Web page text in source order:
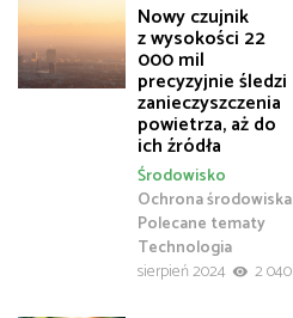
Nowy czujnik
z wysokości 22
000 mil
precyzyjnie śledzi
zanieczyszczenia
powietrza, aż do
ich źródła
Ochrona środowiska
Polecane tematy
Środowisko
Technologia
sierpień 2024
2 040